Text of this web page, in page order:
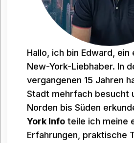
Hallo, ich bin Edward,
New-York-Liebhaber. In
vergangenen 15 Jahren
Stadt mehrfach besucht
Norden bis Süden
York Info teile ich meine
Erfahrungen, praktische